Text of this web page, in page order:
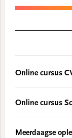
Online cursus
Online cursus
Meerdaagse